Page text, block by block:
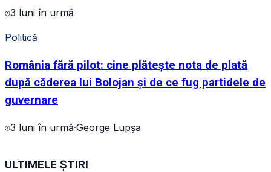
3 luni în urmă
Politică
România fără pilot: cine plătește nota de plată
după căderea lui Bolojan și de ce fug partidele de
guvernare
3 luni în urmă·George Lupșa
ULTIMELE ȘTIRI